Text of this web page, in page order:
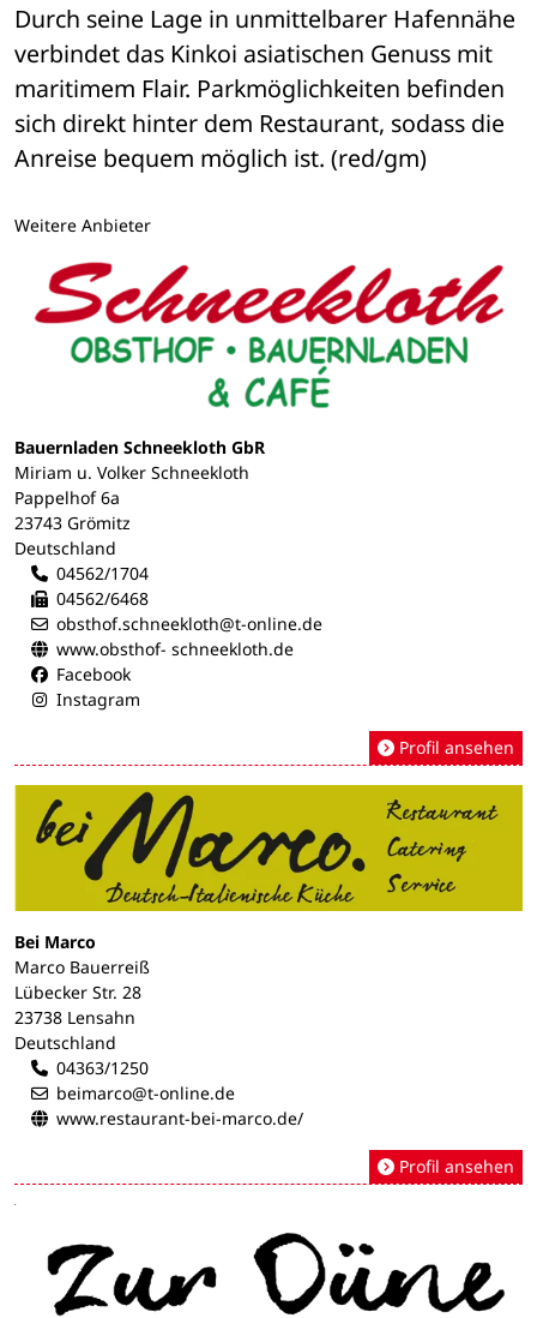
Durch seine Lage in unmittelbarer Hafennähe
verbindet das Kinkoi asiatischen Genuss mit
maritimem Flair. Parkmöglichkeiten befinden
sich direkt hinter dem Restaurant, sodass die
Anreise bequem möglich ist. (red/gm)
Weitere Anbieter
Bauernladen Schneekloth GbR
Miriam u. Volker Schneekloth
Pappelhof 6a
23743 Grömitz
Deutschland
04562/1704
04562/6468
obsthof.schneekloth@t-online.de
www.obsthof- schneekloth.de
Facebook
Instagram
Profil ansehen
Bei Marco
Marco Bauerreiß
Lübecker Str. 28
23738 Lensahn
Deutschland
04363/1250
beimarco@t-online.de
www.restaurant-bei-marco.de/
Profil ansehen